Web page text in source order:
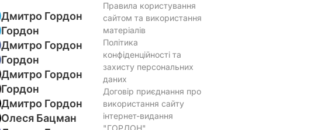
Дмитро Гордон
Гордон
Дмитро Гордон
Гордон
Дмитро Гордон
Гордон
Дмитро Гордон
Олеся Бацман
Правила користування
сайтом та використання
матеріалів
Політика
конфіденційності та
захисту персональних
даних
Договір приєднання про
використання сайту
інтернет-видання
"ГОРДОН"